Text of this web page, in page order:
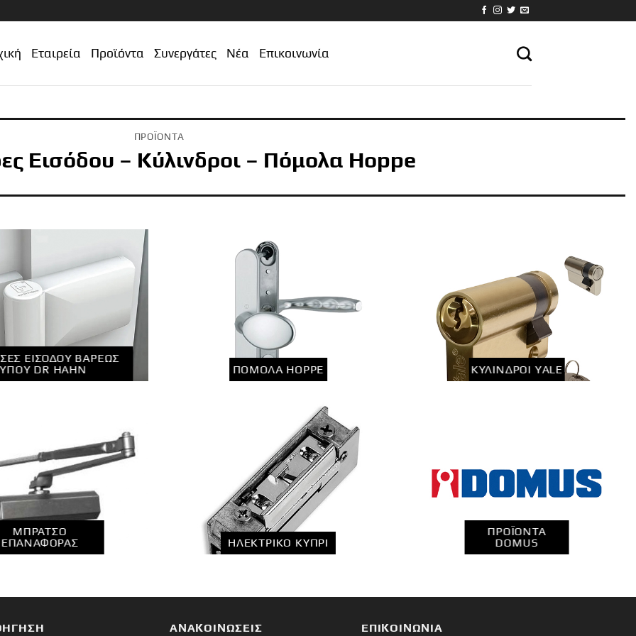
Εταιρεία Προϊόντα Συνεργάτες Νέα Επικοινωνία
ΠΡΟΪΌΝΤΑ
Εισόδου – Κύλινδροι – Πόμολα Hoppe
ΕΙΣΟΔΟΥ ΒΑΡΕΩΣ
DR HAHN
ΠΟΜΟΛΑ HOPPE ΚΎΛΙΝΔΡΟΙ YALE
ΜΠΡΆΤΣΟ
ΕΠΑΝΑΦΟΡΆΣ
ΗΛΕΚΤΡΙΚΌ ΚΥΠΡΊ
ΠΡΟΪΌΝΤΑ
DOMUS
ΑΝΑΚΟΙΝΏΣΕΙΣ ΕΠΙΚΟΙΝΩΝΊΑ